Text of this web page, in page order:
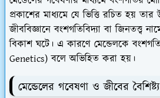
প্রকাশের মাধ্যমে যে ভিত্তি রচিত হয়
জীববিজ্ঞানে বংশগতিবিদ্যা বা জিনতত্ত্ব
বিকাশ ঘটে। এ কারণে মেন্ডেলকে
Genetics) বলে অভিহিত করা হয়।
মেন্ডেলের গবেষণা ও জীবের বৈশিষ্ট্য